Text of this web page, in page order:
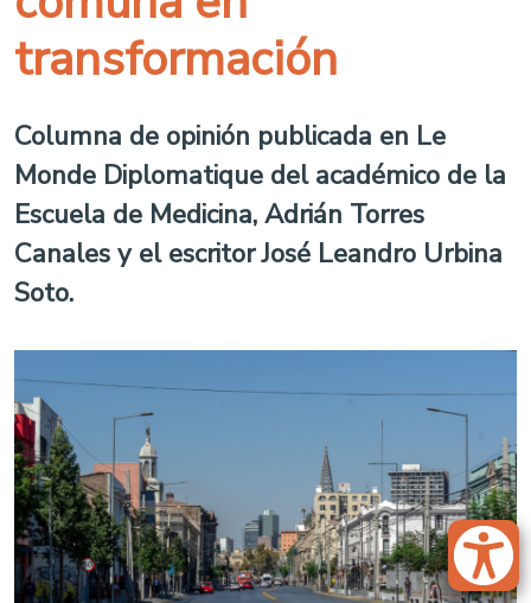
transformación
Columna de opinión publicada en Le
Monde Diplomatique del académico de la
Escuela de Medicina, Adrián Torres
Canales y el escritor José Leandro Urbina
Soto.